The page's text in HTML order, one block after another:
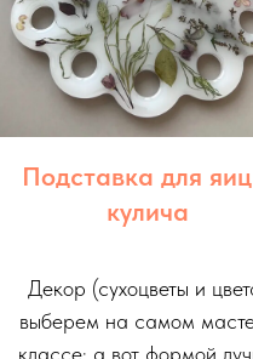
Подставка для
кулича
Декор (сухоцветы и
выберем на самом
классе: а вот формой